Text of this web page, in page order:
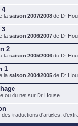
4
la saison 2007/2008 de Dr
3
la saison 2006/2007 de Dr
2
la saison 2005/2006 de Dr
1
la saison 2004/2005 de Dr
ou du net sur Dr House.
des traductions d'articles,